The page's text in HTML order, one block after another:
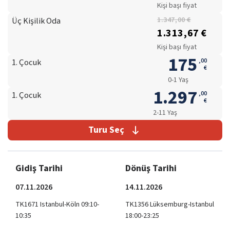
Kişi başı fiyat
Üç Kişilik Oda 1.347,00 €
1.313,67 €
Kişi başı fiyat
1. Çocuk 175 ,00
€
0-1 Yaş
1. Çocuk 1.297 ,00
€
2-11 Yaş
Turu Seç
Gidiş Tarihi
07.11.2026
TK1671 Istanbul-Köln 09:10-
10:35
Dönüş Tarihi
14.11.2026
TK1356 Lüksemburg-Istanbul
18:00-23:25